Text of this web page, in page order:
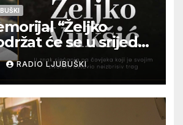
“Željko
će se u srijedu
u Otoku
RADIO LJUBUŠKI